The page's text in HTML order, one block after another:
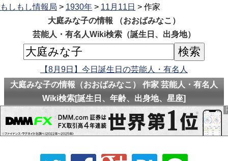
もしもし情報局 > 1930年 > 11月11日 > 作家
大庭みな子の情報 （おおばみなこ）
芸能人・有名人Wiki検索（誕生日、出身地）
【8月9日】今日誕生日の芸能人・有名人
大庭みな子の情報（おおばみなこ） 作家 芸能人・有名人
Wiki検索[誕生日、年齢、出身地、星座]